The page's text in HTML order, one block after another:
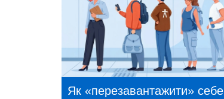
Як «перезавантажити» себе